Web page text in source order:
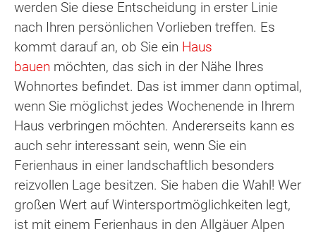
werden Sie diese Entscheidung in erster Linie
nach Ihren persönlichen Vorlieben treffen. Es
kommt darauf an, ob Sie ein Haus
bauen möchten, das sich in der Nähe Ihres
Wohnortes befindet. Das ist immer dann optimal,
wenn Sie möglichst jedes Wochenende in Ihrem
Haus verbringen möchten. Andererseits kann es
auch sehr interessant sein, wenn Sie ein
Ferienhaus in einer landschaftlich besonders
reizvollen Lage besitzen. Sie haben die Wahl! Wer
großen Wert auf Wintersportmöglichkeiten legt,
ist mit einem Ferienhaus in den Allgäuer Alpen